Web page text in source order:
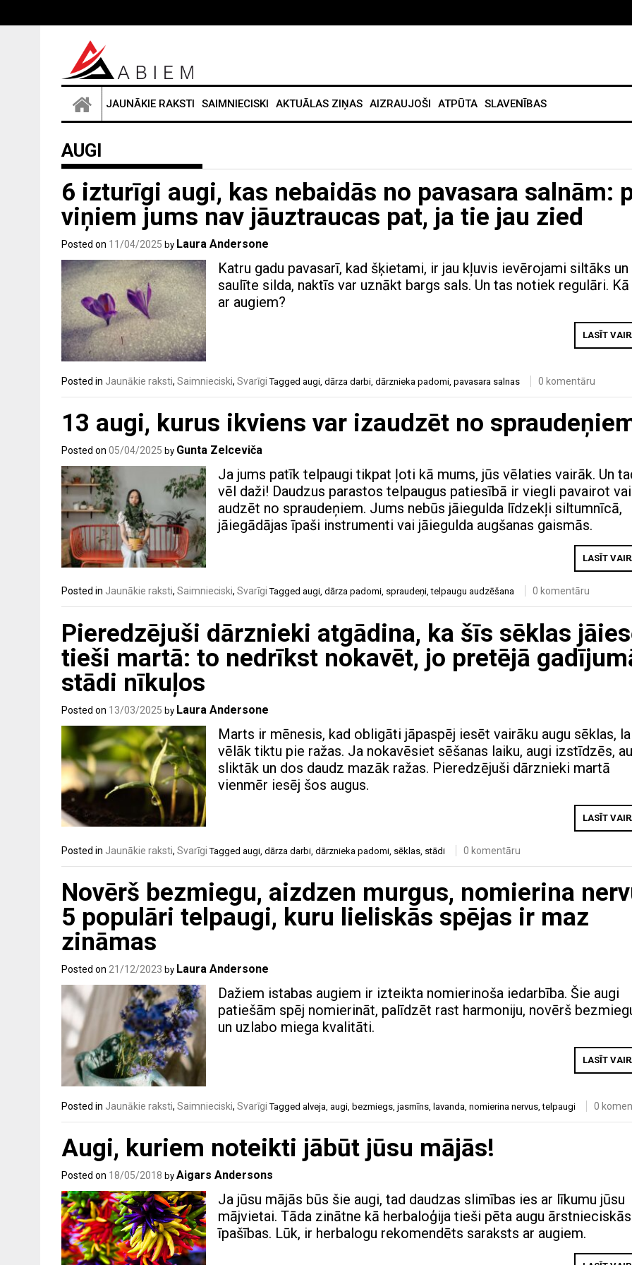
JAUNĀKIE RAKSTI SAIMNIECISKI AKTUĀLAS ZIŅAS AIZRAUJOŠI ATPŪTA SLAVENĪBAS
AUGI
6 izturīgi augi, kas nebaidās no pavasara salnām:
viņiem jums nav jāuztraucas pat, ja tie jau zied
Posted on 11/04/2025 by Laura Andersone
Katru gadu pavasarī, kad šķietami, ir jau kļuvis ievērojami siltāks un
saulīte silda, naktīs var uznākt bargs sals. Un tas notiek regulāri.
ar augiem?
LASĪT
Posted in Jaunākie raksti, Saimnieciski, Svarīgi Tagged augi dārza darbi dārznieka padomi pavasara salnas 0 komentāru
13 augi, kurus ikviens var izaudzēt no
Posted on 05/04/2025 by Gunta Zelceviča
Ja jums patīk telpaugi tikpat ļoti kā mums, jūs vēlaties vairāk. Un
vēl daži! Daudzus parastos telpaugus patiesībā ir viegli pavairot vai
audzēt no spraudeņiem. Jums nebūs jāiegulda līdzekļi siltumnīcā,
jāiegādājas īpaši instrumenti vai jāiegulda augšanas gaismās.
LASĪT
Posted in Jaunākie raksti, Saimnieciski, Svarīgi Tagged augi, dārza padomi, spraudeņi,telpaugu audzēšana 0 komentāru
Pieredzējuši dārznieki atgādina, ka šīs sēklas
tieši martā: to nedrīkst nokavēt, jo pretējā
stādi nīkuļos
Posted on 13/03/2025 by Laura Andersone
Marts ir mēnesis, kad obligāti jāpaspēj iesēt vairāku augu sēklas,
vēlāk tiktu pie ražas. Ja nokavēsiet sēšanas laiku, augi izstīdzēs,
sliktāk un dos daudz mazāk ražas. Pieredzējuši dārznieki martā
vienmēr iesēj šos augus.
LASĪT
Posted in Jaunākie raksti, Svarīgi Tagged augi dārza darbi dārznieka padomi sēklas stādi 0 komentāru
Novērš bezmiegu, aizdzen murgus, nomierina
5 populāri telpaugi, kuru lieliskās spējas ir maz
zināmas
Posted on 21/12/2023 by Laura Andersone
Dažiem istabas augiem ir izteikta nomierinoša iedarbība. Šie augi
patiešām spēj nomierināt, palīdzēt rast harmoniju, novērš
un uzlabo miega kvalitāti.
LASĪT
Posted in Jaunākie raksti, Saimnieciski, Svarīgi Tagged alveja augi bezmiegs jasmīns lavanda nomierina nervus ,telpaugi 0
Augi, kuriem noteikti jābūt jūsu mājās!
Posted on 18/05/2018 by Aigars Andersons
Ja jūsu mājās būs šie augi, tad daudzas slimības ies ar līkumu jūsu
mājvietai. Tāda zinātne kā herbaloģija tieši pēta augu ārstnieciskās
īpašības. Lūk, ir herbalogu rekomendēts saraksts ar augiem.